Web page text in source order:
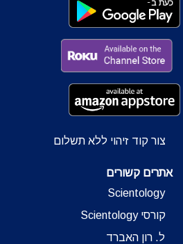
צור קוד זיהוי ללא תשלום
אתרים קשורים
Scientology
קורסי Scientology
ל. רון האברד